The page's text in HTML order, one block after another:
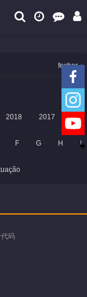
fechar
2018 2017
F G H I
码